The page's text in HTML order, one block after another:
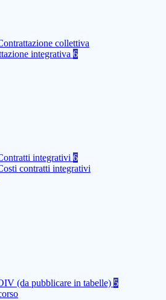
collettiva
integrativa 6
integrativi 6
contratti integrativi
(da pubblicare in tabelle) 5